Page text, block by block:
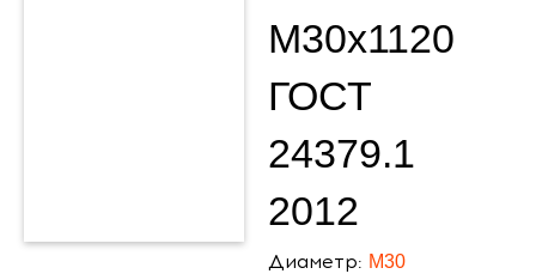
М30х1120
ГОСТ
24379.1
2012
Диаметр: М30